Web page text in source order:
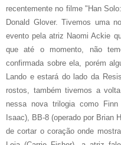
recentemente no filme "Han
Donald Glover. Tivemos uma
evento pela atriz Naomi Ackie
que até o momento, não
confirmada sobre ela, porém
Lando e estará do lado da
rostos, também tivemos a
nessa nova trilogia como
Isaac), BB-8 (operado por Brian
de cortar o coração onde